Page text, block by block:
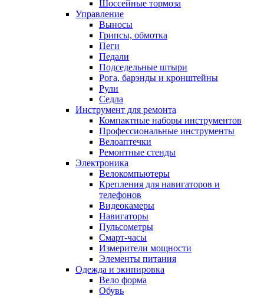
Шоссейные тормоза
Управление
Выносы
Грипсы, обмотка
Пеги
Педали
Подседельные штыри
Рога, барэнды и кронштейны
Рули
Седла
Инструмент для ремонта
Компактные наборы инструментов
Профессиональные инструменты
Велоаптечки
Ремонтные стенды
Электроника
Велокомпьютеры
Крепления для навигаторов и
телефонов
Видеокамеры
Навигаторы
Пульсометры
Смарт-часы
Измерители мощности
Элементы питания
Одежда и экипировка
Вело форма
Обувь